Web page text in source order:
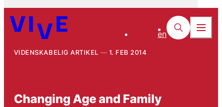
en
VIDENSKABELIG ARTIKEL 1. FEB 2014
Changing Age and Family